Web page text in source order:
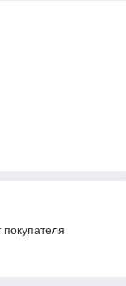
покупателя